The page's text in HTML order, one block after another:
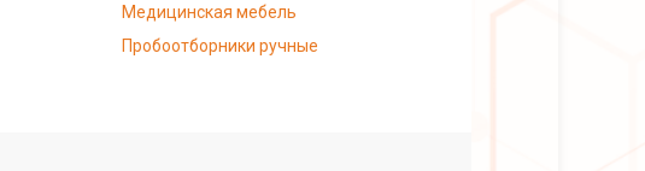
Медицинская мебель
Пробоотборники ручные